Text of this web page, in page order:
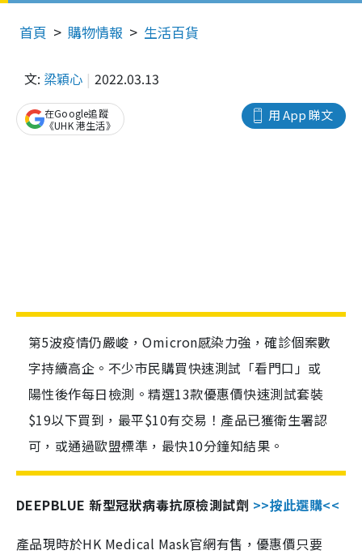
首頁 購物情報 生活百貨
文: 梁穎心 2022.03.13
用 App 睇文
在Google追蹤
《UHK 港生活》
第5波疫情仍嚴峻，Omicron感染力強，確診個案數
字持續高企。不少市民購買快速測試「看門口」或
陽性後作每日檢測。精選13款優惠價快速測試套裝
$19以下買到，最平$10有交易！產品已獲衛生署認
可，或通過歐盟標準，最快10分鐘知結果。
DEEPBLUE 新型冠狀病毒抗原檢測試劑 >>按此選購<<
產品現時於HK Medical Mask官網有售，優惠價只要